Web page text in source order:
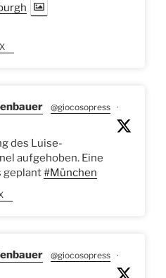
X
@giocosopress ·
des Luise-
aufgehoben. Eine
geplant#München
@giocosopress ·